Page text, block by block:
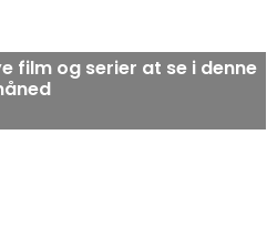
film og serier at se i denne